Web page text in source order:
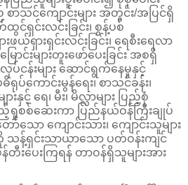
ာသင်ကျောင်းများ အတွင်း/အပြင်ရှိ
ထွင်ရှင်းလင်းခြင်း၊ စွန့်ပစ်
ရှားရှင်းလင်းခြင်း၊ ရေစီးရေလာ
ာင်းများတူးဖော်ပေးခြင်း အစရှိ
ပ်ငန်းများ ဆောင်ရွက်နေမှုနှင့်
ရုပ်ကောင်းမွန်ရေး၊ စာသင်ခန်း၊
နှင့် ရေ၊ မီး၊ မိလ္လာများ ပြည့်စုံ
စစ်ဆေးကာ ပြည်နယ်ဝန်ကြီးချုပ်
ာ်သော ကျောင်းသား၊ ကျောင်းသူများ
းကို သန့်ရှင်းသာယာသော ပတ်ဝန်းကျင်
တီးပေးကြရန် တာဝန်ရှိသူများအား